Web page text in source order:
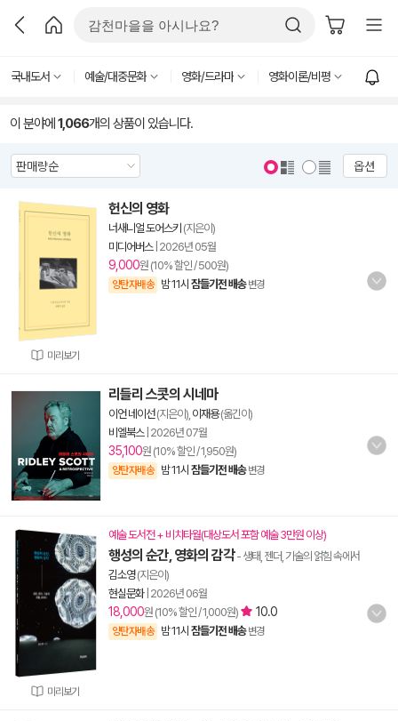
국내도서 예술/대중문화 영화/드라마 영화이론/비평
이 분야에 1,066개의 상품이 있습니다.
옵션
미리보기
헌신의 영화
너새니얼 도어스키 (지은이)
미디어버스| 2026년 05월
9,000원 (10% 할인 / 500원)
양탄자배송 밤 11시 잠들기전 배송 변경
리들리 스콧의 시네마
이언 네이선(지은이), 이재용(옮긴이)
비엘북스| 2026년 07월
35,100원 (10% 할인 / 1,950원)
양탄자배송 밤 11시 잠들기전 배송 변경
미리보기
예술 도서전 + 비치타월(대상도서 포함 예술 3만원 이상)
행성의 순간, 영화의 감각- 생태, 젠더, 기술의 얽힘 속에서
김소영(지은이)
현실문화| 2026년 06월
18,000원 (10% 할인 / 1,000원) 10.0
양탄자배송 밤 11시 잠들기전 배송 변경